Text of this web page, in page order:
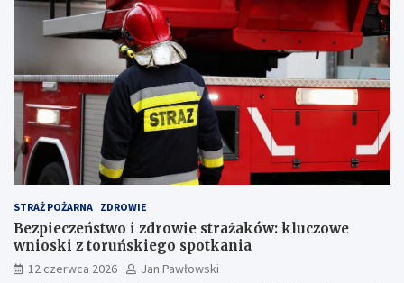
STRAŻ POŻARNA ZDROWIE
Bezpieczeństwo i zdrowie strażaków: kluczowe
wnioski z toruńskiego spotkania
12 czerwca 2026
Jan Pawłowski